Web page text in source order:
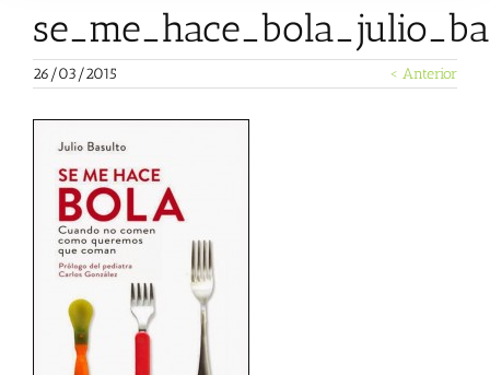
26/03/2015 < Anterior